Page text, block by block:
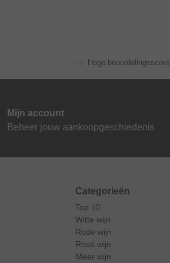
Hoge beoordelingsscore
Mijn account
Beheer jouw aankoopgeschiedenis
Categorieën
Top 10
Witte wijn
Rode wijn
Rosé wijn
Meer wijn